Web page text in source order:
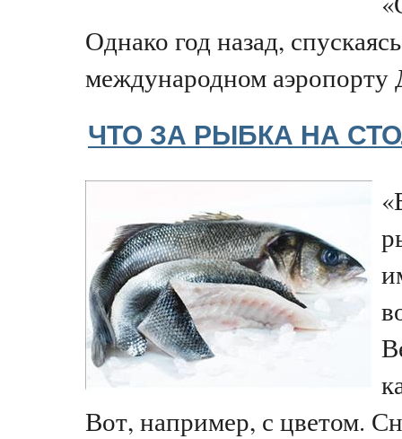
Однако год назад,
международном аэропорту
ЧТО ЗА РЫБКА НА
Вот, например, с цветом.